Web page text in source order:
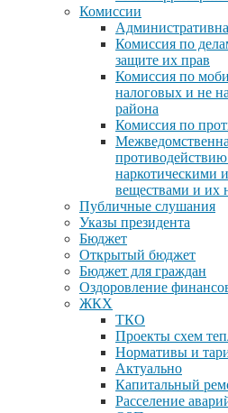
Комиссии
Комиссия по
защите их прав
Комиссия по
налоговых и не
района
Комиссия по
наркотическими
веществами и их
Публичные слушания
Указы президента
Бюджет
Открытый бюджет
Бюджет для граждан
Оздоровление
ЖКХ
ТКО
Проекты схем
Нормативы и
Актуально
Капитальный
Расселение